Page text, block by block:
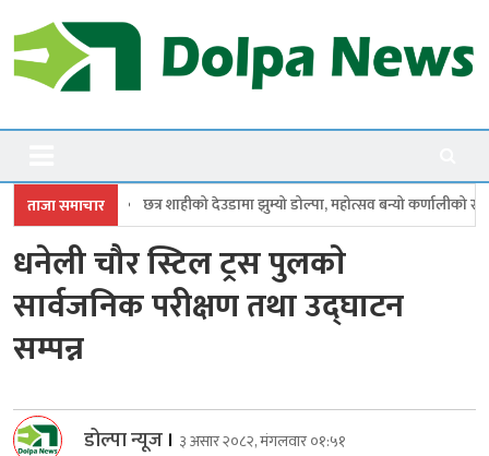
to
content
Dolpanews
ताजा समाचार
देउडामा झुम्यो डोल्पा, महोत्सव बन्यो कर्णालीको सांगीतिक उत्सव
धनेली चौर स्टिल ट्रस पुलकाे
सार्वजनिक परीक्षण तथा उद्घाटन
सम्पन्न
डोल्पा न्यूज । ३ असार २०८२, मंगलवार ०१:५१